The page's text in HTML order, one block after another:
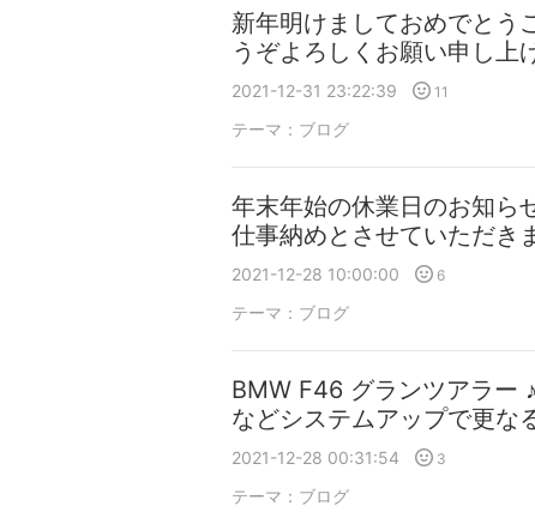
新年明けましておめでとう
うぞよろしくお願い申し上
2021-12-31 23:22:39 11
テーマ： ブログ
年末年始の休業日のお知ら
仕事納めとさせていただき
2021-12-28 10:00:00 6
テーマ： ブログ
BMW F46 グランツアラー
などシステムアップで更な
2021-12-28 00:31:54 3
テーマ： ブログ